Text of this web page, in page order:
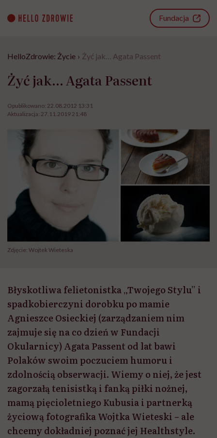
content
Fundacja
HelloZdrowie: Życie › Żyć jak… Agata Passent
Żyć jak… Agata Passent
Opublikowano: 22.08.2012 13:31
Aktualizacja: 27.11.2019 21:48
Zdjęcie: Wojtek Wieteska
Błyskotliwa felietonistka „Twojego Stylu” i
spadkobierczyni dorobku po mamie
Agnieszce Osieckiej (zarządzaniem nim
zajmuje się na co dzień w Fundacji
Okularnicy) Agata Passent od lat bawi
Polaków swoim poczuciem humoru i
zdolnością obserwacji. Wiemy o niej, że jest
zagorzałą tenisistką i fanką piłki nożnej,
mamą pięcioletniego Kubusia i partnerką
życiową fotografika Wojtka Wieteski – ale
chcemy dokładniej poznać jej Healthstyle.